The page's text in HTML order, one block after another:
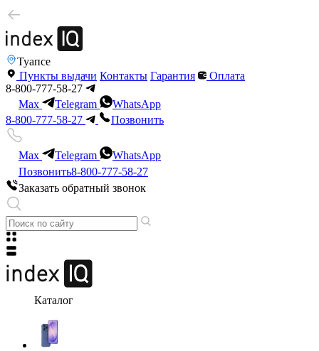
Туапсе
Пункты выдачи Контакты Гарантия
Оплата
8-800-777-58-27
Max
Telegram
WhatsApp
8-800-777-58-27
Позвонить
Max Telegram
WhatsApp
Позвонить8-800-777-58-27
Заказать обратный звонок
Каталог